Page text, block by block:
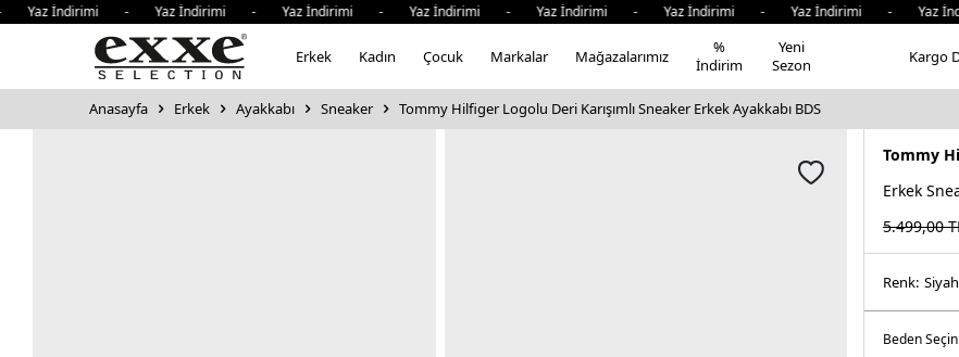
İndirimi - Yaz İndirimi - Yaz İndirimi - Yaz İndirimi - Yaz İndirimi - Yaz İndirimi - Yaz İndirimi -
Erkek Kadın Çocuk Markalar Mağazalarımız
%
İndirim
Yeni
Sezon
Kargo
Anasayfa Erkek Ayakkabı Sneaker Tommy Hilfiger Logolu Deri Karışımlı Sneaker Erkek Ayakkabı BDS
Tommy
Erkek
5.499,00
Renk: si̇yah